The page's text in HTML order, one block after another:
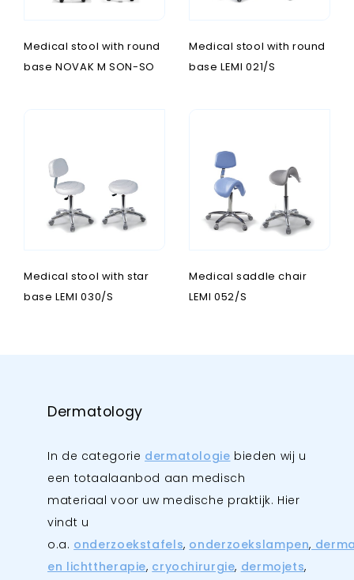
Medical stool with round
base NOVAK M SON-SO
Medical stool with round
base LEMI 021/S
Medical stool with star
base LEMI 030/S
Medical saddle chair
LEMI 052/S
Dermatology
In de categorie dermatologie bieden wij u
een totaalaanbod aan medisch
materiaal voor uw medische praktijk. Hier
vindt u
o.a. onderzoekstafels, onderzoekslampen,
en lichttherapie, cryochirurgie, dermojets,